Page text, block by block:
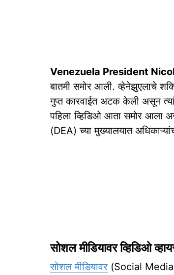
Venezuela President
बातमी समोर आली. व्हेनेझुएलाचे
गुप्त कारवाईत अटक केली असून
पहिला व्हिडिओ आता समोर आला
(DEA) च्या मुख्यालयात
सोशल मीडियावर व्हिडिओ
सोशल मीडियावर (Social Media)